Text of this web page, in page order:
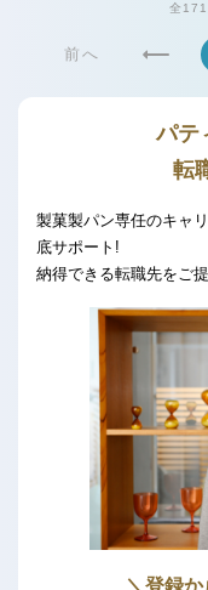
全
前へ
パテ
転
製菓製パン専任のキャ
底サポート!
納得できる転職先をご
＼登録